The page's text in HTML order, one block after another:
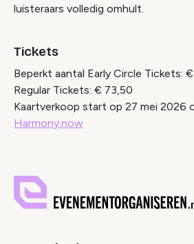
luisteraars volledig omhult.
Tickets
Beperkt aantal Early Circle Tickets:
Regular Tickets: € 73,50
Kaartverkoop start op 27 mei 2026
Harmony.now